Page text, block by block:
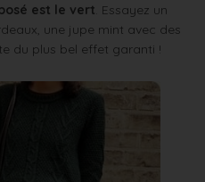
est le vert . Essayez un
une jupe mint avec des
du plus bel effet garanti !